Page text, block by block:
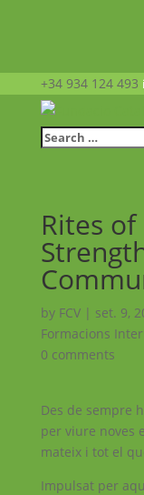
+34 934 124 493
Rites of
by FCV| set. 9,
Formacions
0 comments
Des de sempre
per viure noves
mateix i tot el
Impulsat per